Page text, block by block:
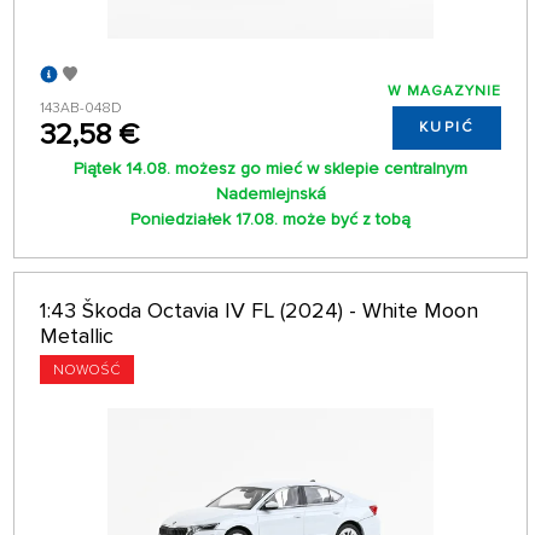
143AB-048D
32,58 €
W MAGAZYNIE
KUPIĆ
Piątek 14.08. możesz go mieć w sklepie centralnym
Nademlejnská
Poniedziałek 17.08. może być z tobą
1:43 Škoda Octavia IV FL (2024) - White Moon
Metallic
NOWOŚĆ